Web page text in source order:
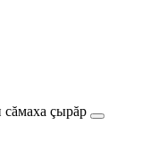
çырăр